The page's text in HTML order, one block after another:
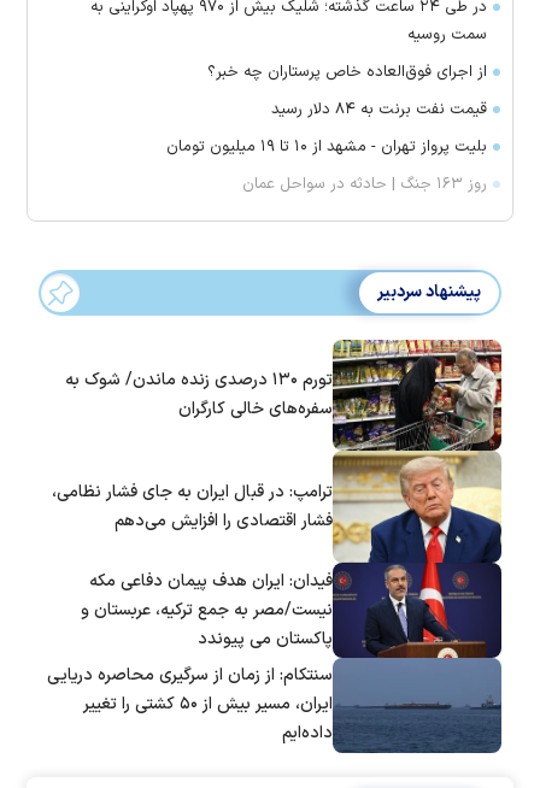
در طی ۲۴ ساعت گذشته؛ شلیک بیش از ۹۷۰ پهپاد اوکراینی به
سمت روسیه
از اجرای فوق‌العاده خاص پرستاران چه خبر؟
قیمت نفت برنت به ۸۴ دلار رسید
بلیت پرواز تهران - مشهد از ۱۰ تا ۱۹ میلیون تومان
روز ۱۶۳ جنگ | حادثه در سواحل عمان
پیشنهاد سردبیر
تورم ۱۳۰ درصدی زنده ماندن/ شوک به
سفره‌های خالی کارگران
ترامپ: در قبال ایران به جای فشار نظامی،
فشار اقتصادی را افزایش می‌دهم
فیدان: ایران هدف پیمان دفاعی مکه
نیست/مصر به جمع ترکیه، عربستان و
پاکستان می پیوندد
سنتکام: از زمان از سرگیری محاصره دریایی
ایران، مسیر بیش از ۵۰ کشتی را تغییر
داده‌ایم